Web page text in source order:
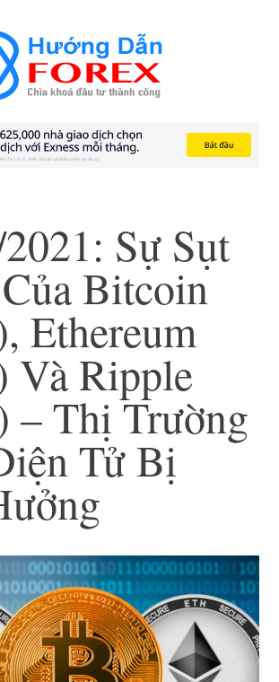
Sự Sụt
Bitcoin
Ethereum
Và Ripple
– Thị Trường
Tử Bị